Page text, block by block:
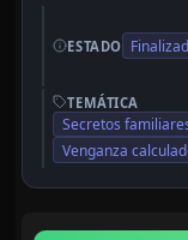
ESTADO
TEMÁTICA
Secretos
Venganza